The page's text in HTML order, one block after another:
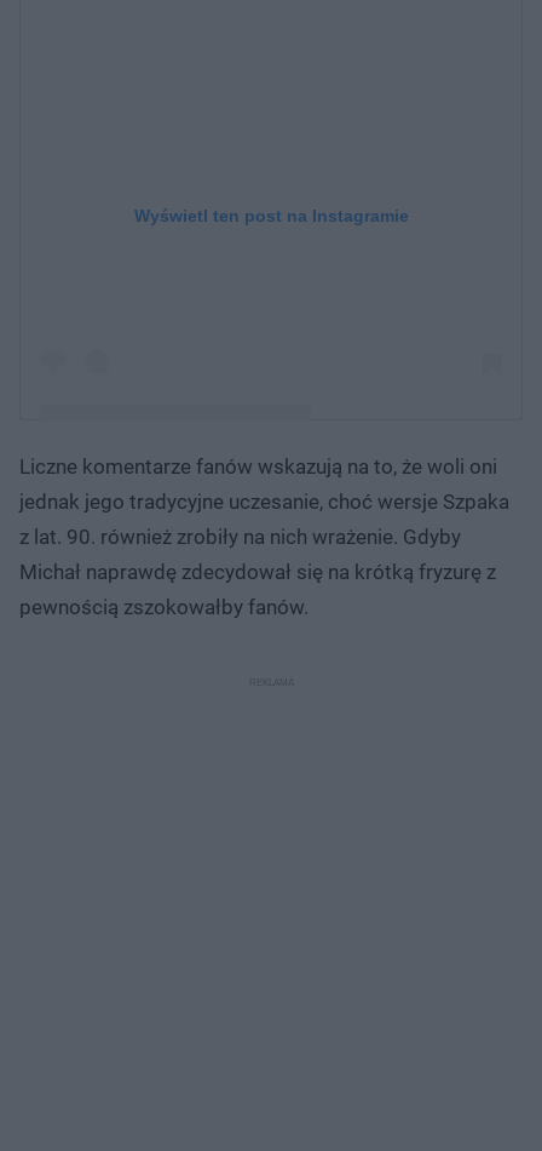
Wyświetl ten post na Instagramie
Post udostępniony przez Michał Szpak
(@michal_szpakofficial)
Liczne komentarze fanów wskazują na to, że woli oni
jednak jego tradycyjne uczesanie, choć wersje Szpaka
z lat. 90. również zrobiły na nich wrażenie. Gdyby
Michał naprawdę zdecydował się na krótką fryzurę z
pewnością zszokowałby fanów.